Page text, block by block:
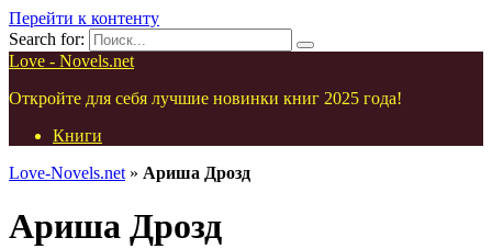
Перейти к контенту
Search for:
Love - Novels.net
Откройте для себя лучшие новинки книг 2025 года!
Книги
Love-Novels.net » Ариша Дрозд
Ариша Дрозд